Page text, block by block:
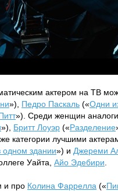
актером на ТВ
»), Педро Паскаль («Одни
»). Среди женщин
»), Бритт Лоуэр («Разделение
категории лучшими
одном здании») и Джереми
Уайта, Айо Эдебири
и про Колина Фаррелла («